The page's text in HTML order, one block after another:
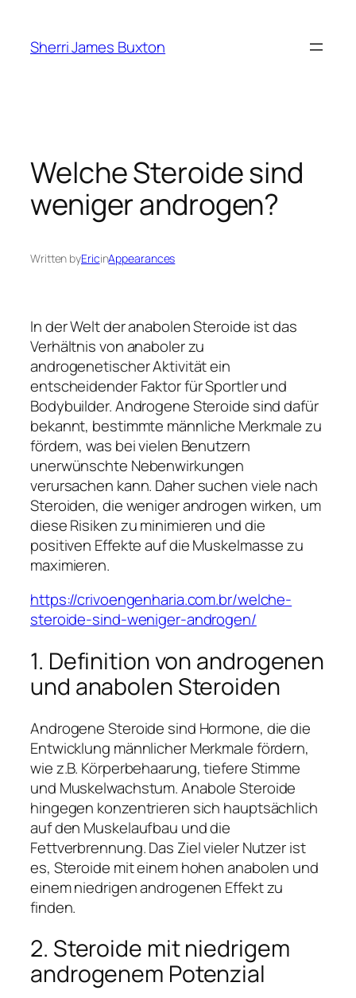
content
Sherri James Buxton
Welche Steroide sind
weniger androgen?
Written byEricinAppearances
In der Welt der anabolen Steroide ist das
Verhältnis von anaboler zu
androgenetischer Aktivität ein
entscheidender Faktor für Sportler und
Bodybuilder. Androgene Steroide sind dafür
bekannt, bestimmte männliche Merkmale zu
fördern, was bei vielen Benutzern
unerwünschte Nebenwirkungen
verursachen kann. Daher suchen viele nach
Steroiden, die weniger androgen wirken, um
diese Risiken zu minimieren und die
positiven Effekte auf die Muskelmasse zu
maximieren.
https://crivoengenharia.com.br/welche-
steroide-sind-weniger-androgen/
1. Definition von androgenen
und anabolen Steroiden
Androgene Steroide sind Hormone, die die
Entwicklung männlicher Merkmale fördern,
wie z.B. Körperbehaarung, tiefere Stimme
und Muskelwachstum. Anabole Steroide
hingegen konzentrieren sich hauptsächlich
auf den Muskelaufbau und die
Fettverbrennung. Das Ziel vieler Nutzer ist
es, Steroide mit einem hohen anabolen und
einem niedrigen androgenen Effekt zu
finden.
2. Steroide mit niedrigem
androgenem Potenzial